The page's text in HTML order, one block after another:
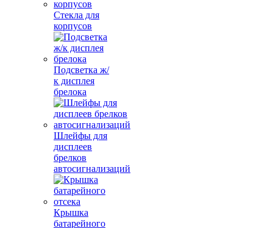
Стекла для
корпусов
Подсветка ж/
к дисплея
брелока
Шлейфы для
дисплеев
брелков
автосигнализаций
Крышка
батарейного